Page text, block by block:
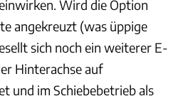
Wird die Option
angekreuzt (was üppige
sich noch ein weiterer E-
Hinterachse auf
und im Schiebebetrieb als